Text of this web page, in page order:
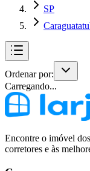
SP
Ordenar por:
Carregando...
Encontre o imóvel
corretores e às